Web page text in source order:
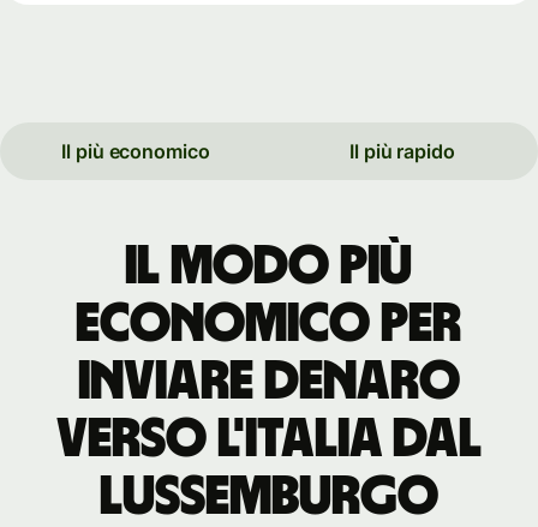
Il più economico Il più rapido
Il modo più
economico per
inviare denaro
verso l'Italia dal
Lussemburgo